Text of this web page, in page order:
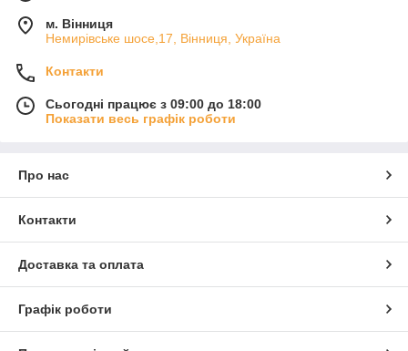
м. Вінниця
Немирівське шосе,17, Вінниця, Україна
Контакти
Сьогодні працює з 09:00 до 18:00
Показати весь графік роботи
Про нас
Контакти
Доставка та оплата
Графік роботи